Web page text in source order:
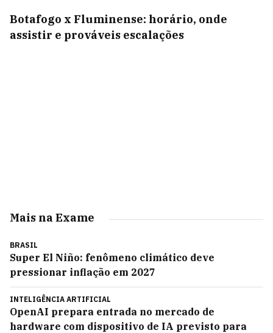
Botafogo x Fluminense: horário, onde
assistir e prováveis escalações
Mais na Exame
BRASIL
Super El Niño: fenômeno climático deve
pressionar inflação em 2027
INTELIGÊNCIA ARTIFICIAL
OpenAI prepara entrada no mercado de
hardware com dispositivo de IA previsto para